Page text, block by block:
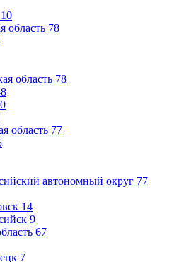
10
область 78
область 78
область 77
автономный округ 77
14
9
67
7